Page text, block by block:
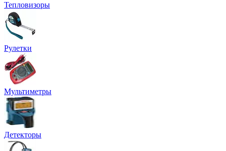
Тепловизоры
Рулетки
Мультиметры
Детекторы